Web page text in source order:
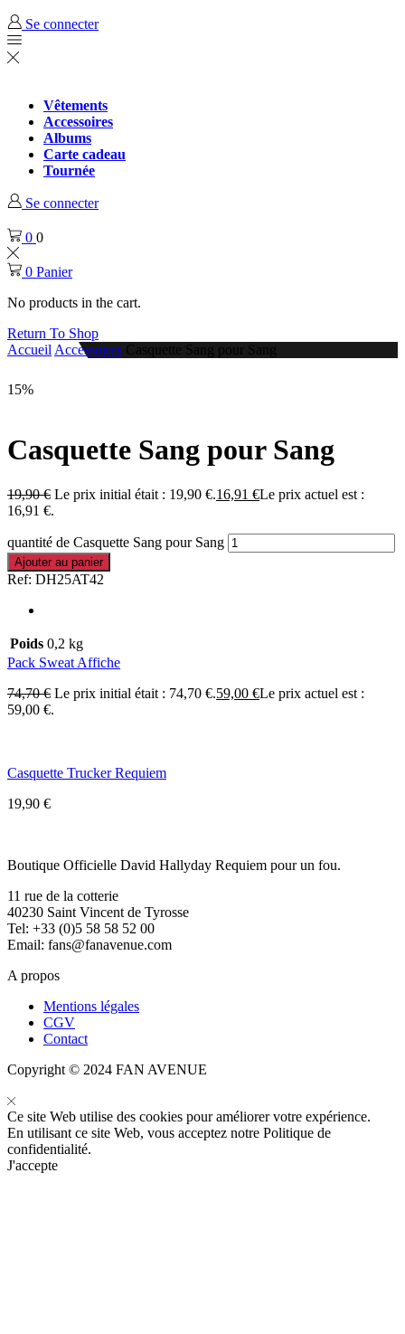
Se connecter
Vêtements
Accessoires
Albums
Carte cadeau
Tournée
Se connecter
0 0
0 Panier
No products in the cart.
Return To Shop
Accueil Accessoires Casquette Sang pour Sang
15%
Casquette Sang pour Sang
19,90€ Le prix initial était : 19,90 €.16,91 €Le prix actuel est :
16,91 €.
quantité de Casquette Sang pour Sang
Ajouter au panier
Ref: DH25AT42
Poids 0,2 kg
Pack Sweat Affiche
74,70€ Le prix initial était : 74,70 €.59,00 €Le prix actuel est :
59,00 €.
Casquette Trucker Requiem
19,90 €
Boutique Officielle David Hallyday Requiem pour un fou.
11 rue de la cotterie
40230 Saint Vincent de Tyrosse
Tel: +33 (0)5 58 58 52 00
Email: fans@fanavenue.com
A propos
Mentions légales
CGV
Contact
Copyright © 2024 FAN AVENUE
Ce site Web utilise des cookies pour améliorer votre expérience.
En utilisant ce site Web, vous acceptez notre Politique de
confidentialité.
J'accepte